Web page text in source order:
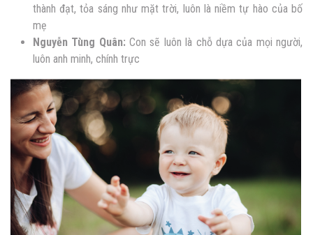
thành đạt, tỏa sáng như mặt trời, luôn là niềm tự hào của bố
mẹ
Nguyễn Tùng Quân: Con sẽ luôn là chỗ dựa của mọi người,
luôn anh minh, chính trực